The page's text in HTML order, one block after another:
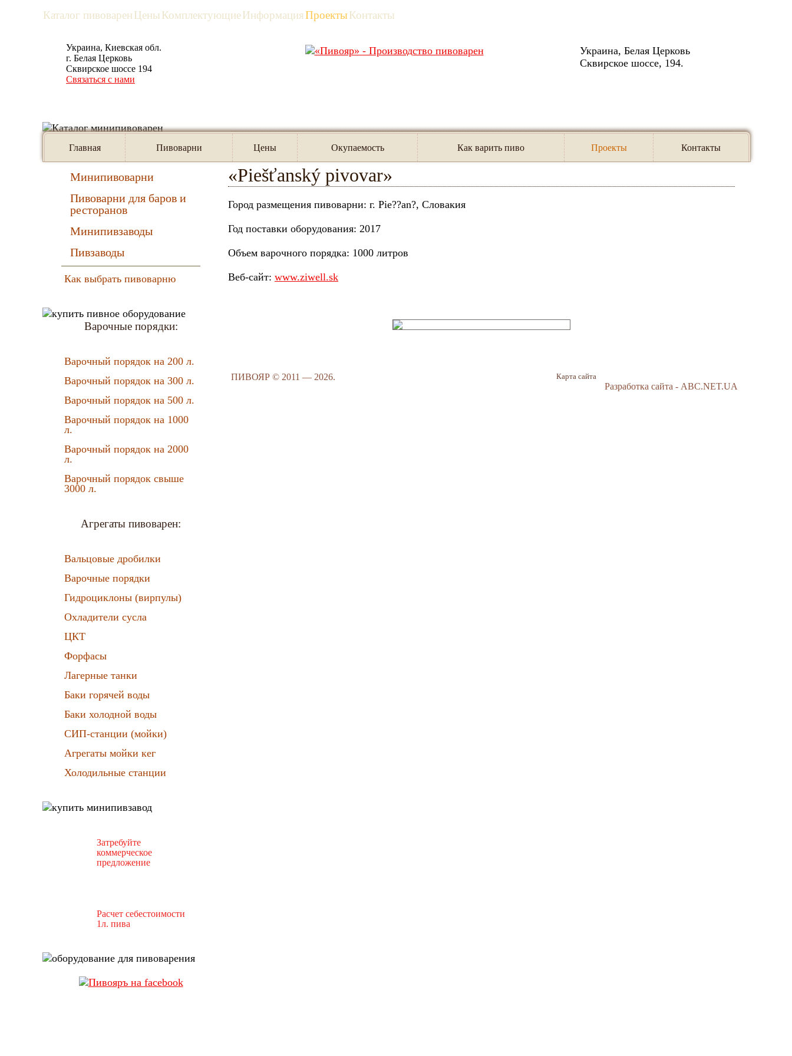
Каталог пивоваренЦеныКомплектующиеИнформацияПроектыКонтакты
рус eng
Украина, Белая Церковь
Сквирское шоссе, 194.
Главная Проекты «Piešťanský pivovar»
«Piešťanský pivovar»
Город размещения пивоварни: г. Pie??an?, Словакия
Год поставки оборудования: 2017
Объем варочного порядка: 1000 литров
Веб-сайт: www.ziwell.sk
Предлагаем:
Минипивоварни
Пивоварни для баров и
ресторанов
Минипивзаводы
Пивзаводы
Как выбрать пивоварню
Варочные порядки:
Варочный порядок на 200 л.
Варочный порядок на 300 л.
Варочный порядок на 500 л.
Варочный порядок на 1000
л.
Варочный порядок на 2000
л.
Варочный порядок свыше
3000 л.
Агрегаты пивоварен:
Вальцовые дробилки
Варочные порядки
Гидроциклоны (вирпулы)
Охладители сусла
ЦКТ
Форфасы
Лагерные танки
Баки горячей воды
Баки холодной воды
СИП-станции (мойки)
Агрегаты мойки кег
Холодильные станции
Затребуйте
коммерческое
предложение
Расчет себестоимости
1л. пива
Украина, Киевская обл.
г. Белая Церковь
Сквирское шоссе 194
Связаться с нами
Главная Пивоварни Цены Окупаемость Как варить пиво Проекты Контакты
ПИВОЯР © 2011 — 2026. Карта сайта
Разработка сайта - ABC.NET.UA